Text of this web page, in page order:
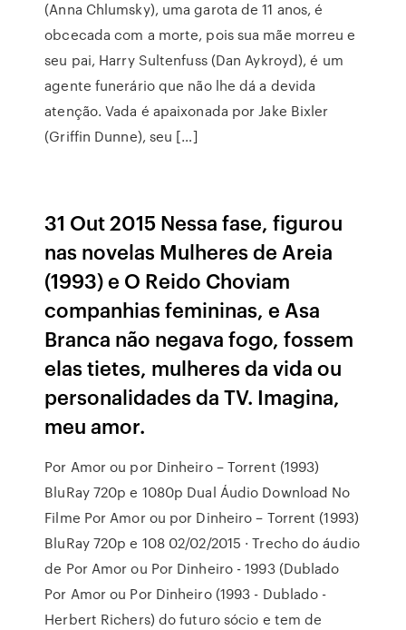
(Anna Chlumsky), uma garota de 11 anos, é
obcecada com a morte, pois sua mãe morreu e
seu pai, Harry Sultenfuss (Dan Aykroyd), é um
agente funerário que não lhe dá a devida
atenção. Vada é apaixonada por Jake Bixler
(Griffin Dunne), seu […]
31 Out 2015 Nessa fase, figurou
nas novelas Mulheres de Areia
(1993) e O Reido Choviam
companhias femininas, e Asa
Branca não negava fogo, fossem
elas tietes, mulheres da vida ou
personalidades da TV. Imagina,
meu amor.
Por Amor ou por Dinheiro – Torrent (1993)
BluRay 720p e 1080p Dual Áudio Download No
Filme Por Amor ou por Dinheiro – Torrent (1993)
BluRay 720p e 108 02/02/2015 · Trecho do áudio
de Por Amor ou Por Dinheiro - 1993 (Dublado
Por Amor ou Por Dinheiro (1993 - Dublado -
Herbert Richers) do futuro sócio e tem de